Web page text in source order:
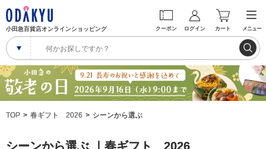
小田急百貨店オンラインショッピング クーポン ログイン カート メニュー
TOP 春ギフト 2026 シーンから選ぶ
シーンから選ぶ ｜春ギフト 2026